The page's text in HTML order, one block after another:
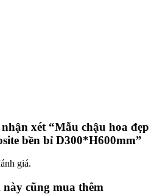
xét “Mẫu chậu hoa đẹp
bền bỉ D300*H600mm”
giá.
cũng mua thêm